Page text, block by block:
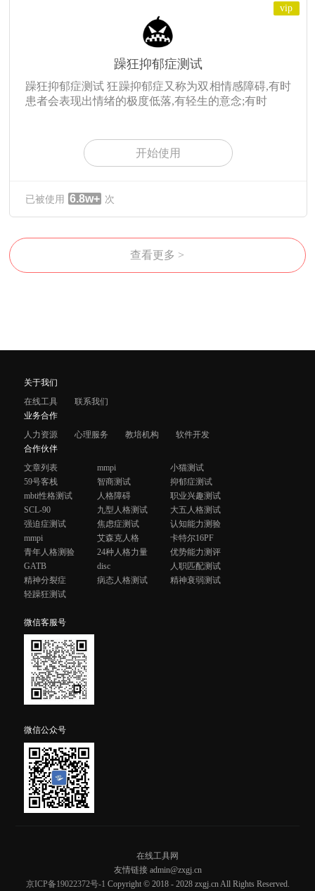
vip
躁狂抑郁症测试
躁狂抑郁症测试 狂躁抑郁症又称为双相情感障碍,有时
患者会表现出情绪的极度低落,有轻生的意念;有时
开始使用
已被使用 6.8w+ 次
查看更多 >
关于我们
在线工具
联系我们
业务合作
人力资源
心理服务 教培机构
软件开发
合作伙伴
文章列表
mmpi
小猫测试
59号客栈
智商测试
抑郁症测试
mbti性格测试
人格障碍
职业兴趣测试
SCL-90
九型人格测试
大五人格测试
强迫症测试
焦虑症测试
认知能力测验
mmpi
艾森克人格
卡特尔16PF
青年人格测验
24种人格力量
优势能力测评
GATB
disc
人职匹配测试
精神分裂症
病态人格测试
精神衰弱测试
轻躁狂测试
微信客服号
微信公众号
在线工具网
友情链接 admin@zxgj.cn
京ICP备19022372号-1 Copyright © 2018 - 2028 zxgj.cn All Rights Reserved.